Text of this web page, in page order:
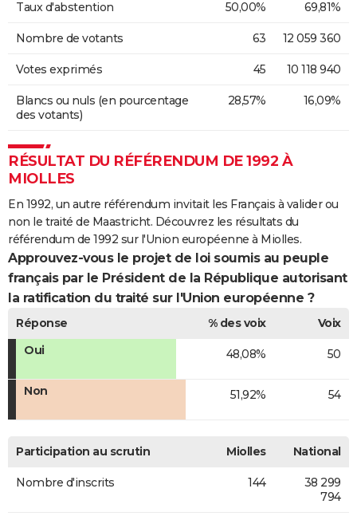
Taux d'abstention 50,00% 69,81%
Nombre de votants 63 12 059 360
Votes exprimés 45 10 118 940
Blancs ou nuls (en pourcentage
des votants)
28,57% 16,09%
RÉSULTAT DU RÉFÉRENDUM DE 1992 À
MIOLLES
En 1992, un autre référendum invitait les Français à valider ou
non le traité de Maastricht. Découvrez les résultats du
référendum de 1992 sur l'Union européenne à Miolles.
Approuvez-vous le projet de loi soumis au peuple
français par le Président de la République autorisant
la ratification du traité sur l'Union européenne ?
Réponse % des voix
Voix
Oui
48,08% 50
Non 51,92% 54
Participation au scrutin Miolles National
Nombre d'inscrits 144
38 299
794